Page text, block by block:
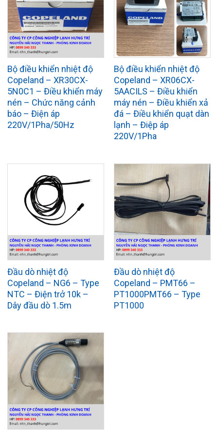
Bộ điều khiển nhiệt độ
Copeland – XR30CX-
5N0C1 – Điều khiển máy
nén – Chức năng cảnh
báo – Điện áp
220V/1Pha/50Hz
Bộ điều khiển nhiệt độ
Copeland – XR06CX-
5AACILS – Điều khiển
máy nén – Điều khiển xả
đá – Điều khiển quạt dàn
lạnh – Điệp áp
220V/1Pha
Đầu dò nhiệt độ
Copeland – NG6 – Type
NTC – Điện trở 10k –
Dây đầu dò 1.5m
Đầu dò nhiệt độ
Copeland – PMT66 –
PT1000PMT66 – Type
PT1000